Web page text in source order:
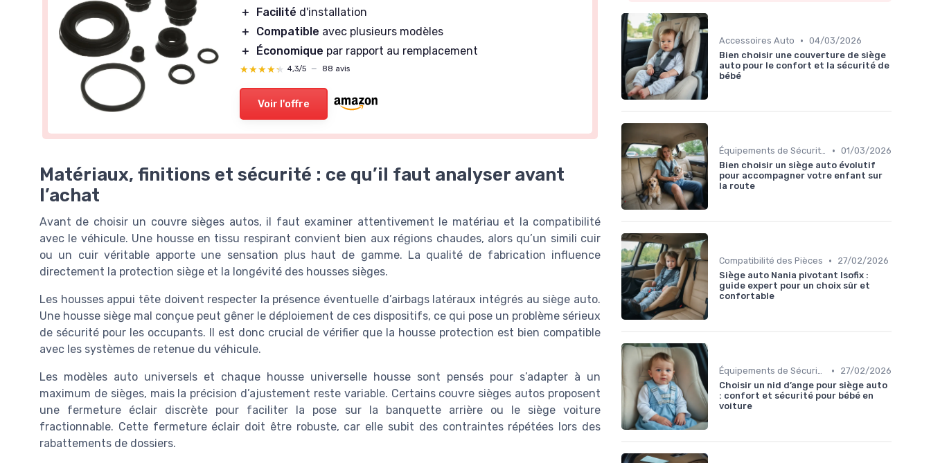
＋
Facilité d'installation
＋
Compatible avec plusieurs modèles
＋
Économique par rapport au remplacement
★★★★★
★★★★★ 4,3/5 — 88 avis
Voir l'offre
Matériaux, finitions et sécurité : ce qu’il faut analyser avant
l’achat
Avant de choisir un couvre sièges autos, il faut examiner attentivement le matériau et la compatibilité
avec le véhicule. Une housse en tissu respirant convient bien aux régions chaudes, alors qu’un simili cuir
ou un cuir véritable apporte une sensation plus haut de gamme. La qualité de fabrication influence
directement la protection siège et la longévité des housses sièges.
Les housses appui tête doivent respecter la présence éventuelle d’airbags latéraux intégrés au siège auto.
Une housse siège mal conçue peut gêner le déploiement de ces dispositifs, ce qui pose un problème sérieux
de sécurité pour les occupants. Il est donc crucial de vérifier que la housse protection est bien compatible
avec les systèmes de retenue du véhicule.
Les modèles auto universels et chaque housse universelle housse sont pensés pour s’adapter à un
maximum de sièges, mais la précision d’ajustement reste variable. Certains couvre sièges autos proposent
une fermeture éclair discrète pour faciliter la pose sur la banquette arrière ou le siège voiture
fractionnable. Cette fermeture éclair doit être robuste, car elle subit des contraintes répétées lors des
rabattements de dossiers.
Accessoires Auto • 04/03/2026
Bien choisir une couverture de siège
auto pour le confort et la sécurité de
bébé
Équipements de Sécurité • 01/03/2026
Bien choisir un siège auto évolutif
pour accompagner votre enfant sur
la route
Compatibilité des Pièces •
27/02/2026
Siège auto Nania pivotant Isofix :
guide expert pour un choix sûr et
confortable
Équipements de Sécurité •
27/02/2026
Choisir un nid d’ange pour siège auto
: confort et sécurité pour bébé en
voiture